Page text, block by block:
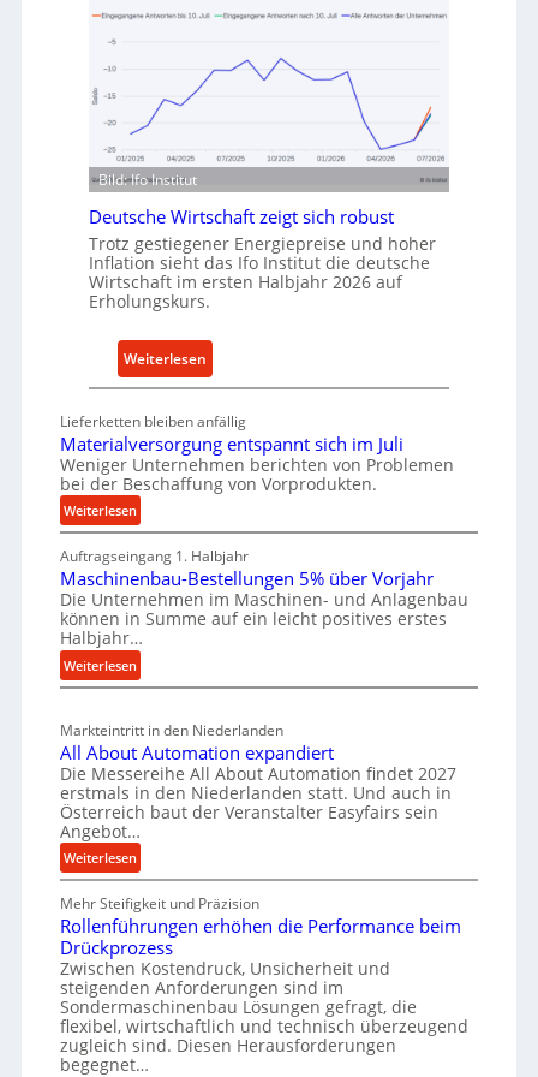
v
I
u
s
t
r
i
e
-
E
r
s
a
t
z
t
l
e
n
n
h
d
ü
r
n
a
c
h
a
l
t
i
g
e
W
k
z
e
a
u
r
o
e
s
s
Bild: Ifo Institut
Deutsche Wirtschaft zeigt sich robust
Trotz gestiegener Energiepreise und hoher
Inflation sieht das Ifo Institut die deutsche
Wirtschaft im ersten Halbjahr 2026 auf
Erholungskurs.
Weiterlesen:
D
u
t
s
h
e
W
s
h
a
f
t
i
g
t
s
i
c
h
Lieferketten bleiben anfällig
Materialversorgung entspannt sich im Juli
Weniger Unternehmen berichten von Problemen
bei der Beschaffung von Vorprodukten.
Weiterlesen:
M
a
t
e
r
i
a
l
e
r
s
o
g
u
n
g
e
n
t
s
p
a
Auftragseingang 1. Halbjahr
Maschinenbau-Bestellungen 5% über Vorjahr
Die Unternehmen im Maschinen- und Anlagenbau
können in Summe auf ein leicht positives erstes
Halbjahr…
Weiterlesen:
M
s
c
h
i
n
e
n
a
u
-
B
e
s
t
Markteintritt in den Niederlanden
All About Automation expandiert
Die Messereihe All About Automation findet 2027
erstmals in den Niederlanden statt. Und auch in
Österreich baut der Veranstalter Easyfairs sein
Angebot…
Weiterlesen:
A
l
l
A
b
o
u
t
A
Mehr Steifigkeit und Präzision
Rollenführungen erhöhen die Performance beim
Drückprozess
Zwischen Kostendruck, Unsicherheit und
steigenden Anforderungen sind im
Sondermaschinenbau Lösungen gefragt, die
flexibel, wirtschaftlich und technisch überzeugend
zugleich sind. Diesen Herausforderungen
begegnet…